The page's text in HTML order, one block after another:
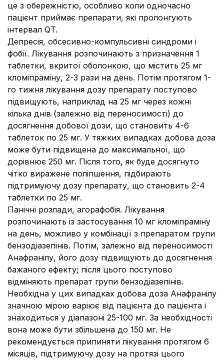
це з обережністю, особливо коли одночасно
пацієнт приймає препарати, які пролонгують
інтервал QT.
Депресія, обсесивно-компульсивні синдроми і
фобії. Лікування розпочинають з призначення 1
таблетки, вкритої оболонкою, що містить 25 мг
кломіпраміну, 2-3 рази на день. Потім протягом 1-
го тижня лікування дозу препарату поступово
підвищують, наприклад на 25 мг через кожні
кілька днів (залежно від переносимості) до
досягнення добової дози, що становить 4-6
таблеток по 25 мг. У тяжких випадках добова доза
може бути підвищена до максимальної, що
дорівнює 250 мг. Після того, як буде досягнуто
чітко виражене поліпшення, підбирають
підтримуючу дозу препарату, що становить 2-4
таблетки по 25 мг.
Панічні розлади, агорафобія. Лікування
розпочинають із застосування 10 мг кломіпраміну
на день, можливо у комбінації з препаратом групи
бензодіазепінів. Потім, залежно від переносимості
Анафранілу, його дозу підвищують до досягнення
бажаного ефекту; після цього поступово
відміняють препарат групи бензодіазепінів.
Необхідна у цих випадках добова доза Анафранілу
значною мірою варіює від пацієнта до пацієнта і
знаходиться у діапазоні 25-100 мг. За необхідності
вона може бути збільшена до 150 мг. Не
рекомендується припиняти лікування протягом 6
місяців, підтримуючу дозу на протязі цього